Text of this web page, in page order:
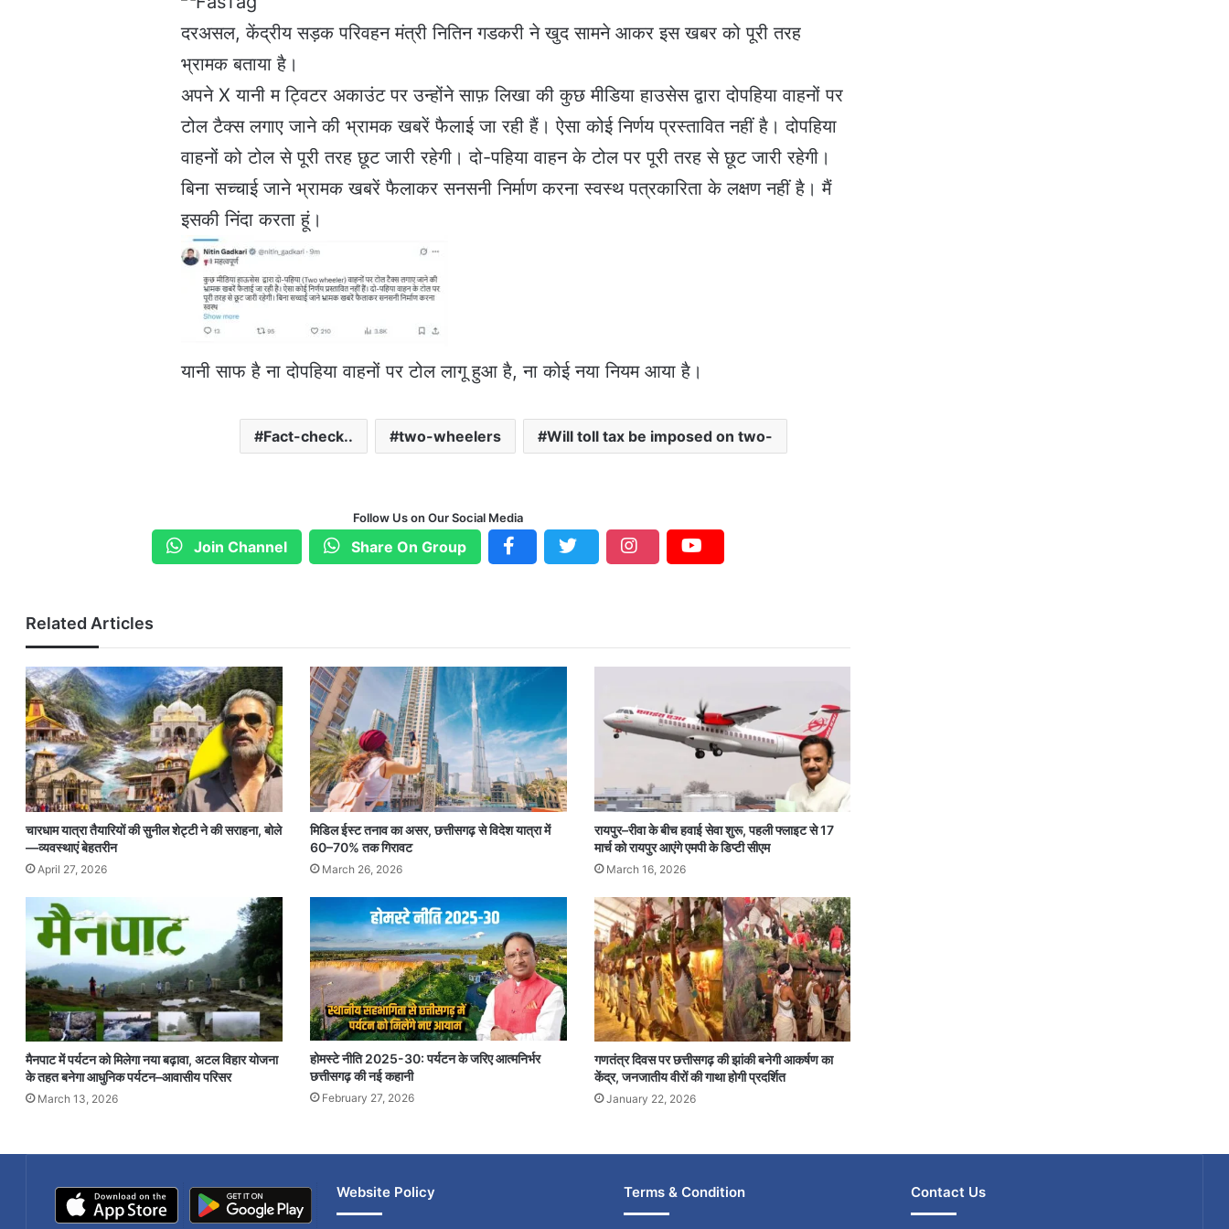
दरअसल, केंद्रीय सड़क परिवहन मंत्री नितिन गडकरी ने खुद सामने आकर इस खबर को पूरी तरह
भ्रामक बताया है।
अपने X यानी म ट्विटर अकाउंट पर उन्होंने साफ़ लिखा की कुछ मीडिया हाउसेस द्वारा दोपहिया वाहनों पर
टोल टैक्स लगाए जाने की भ्रामक खबरें फैलाई जा रही हैं। ऐसा कोई निर्णय प्रस्तावित नहीं है। दोपहिया
वाहनों को टोल से पूरी तरह छूट जारी रहेगी। दो-पहिया वाहन के टोल पर पूरी तरह से छूट जारी रहेगी।
बिना सच्चाई जाने भ्रामक खबरें फैलाकर सनसनी निर्माण करना स्वस्थ पत्रकारिता के लक्षण नहीं है। मैं
इसकी निंदा करता हूं।
यानी साफ है ना दोपहिया वाहनों पर टोल लागू हुआ है, ना कोई नया नियम आया है।
Fact-check.. two-wheelers Will toll tax be imposed on two-
Follow Us on Our Social Media
Join Channel Share On Group
Related Articles
चारधाम यात्रा तैयारियों की सुनील शेट्टी ने की सराहना, बोले
—व्यवस्थाएं बेहतरीन
April 27, 2026
मिडिल ईस्ट तनाव का असर, छत्तीसगढ़ से विदेश यात्रा में
60–70% तक गिरावट
March 26, 2026
रायपुर–रीवा के बीच हवाई सेवा शुरू, पहली फ्लाइट से 17
मार्च को रायपुर आएंगे एमपी के डिप्टी सीएम
March 16, 2026
मैनपाट में पर्यटन को मिलेगा नया बढ़ावा, अटल विहार योजना
के तहत बनेगा आधुनिक पर्यटन–आवासीय परिसर
March 13, 2026
होमस्टे नीति 2025-30: पर्यटन के जरिए आत्मनिर्भर
छत्तीसगढ़ की नई कहानी
February 27, 2026
गणतंत्र दिवस पर छत्तीसगढ़ की झांकी बनेगी आकर्षण का
केंद्र, जनजातीय वीरों की गाथा होगी प्रदर्शित
January 22, 2026
Website Policy Terms & Condition Contact Us